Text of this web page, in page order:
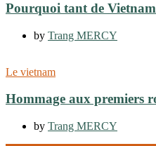
Pourquoi tant de
by Trang MERCY
Le vietnam
Hommage aux premiers
by Trang MERCY